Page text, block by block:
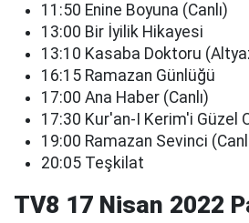
11:50 Enine Boyuna (Canlı)
13:00 Bir İyilik Hikayesi
13:10 Kasaba Doktoru
16:15 Ramazan Günlüğü
17:00 Ana Haber (Canlı)
17:30 Kur'an-I Kerim'i Güzel
19:00 Ramazan Sevinci
20:05 Teşkilat
TV8 17 Nisan 2022